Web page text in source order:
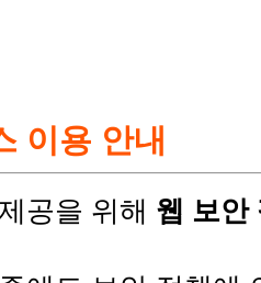
이용 안내
공을 위해 웹 보안